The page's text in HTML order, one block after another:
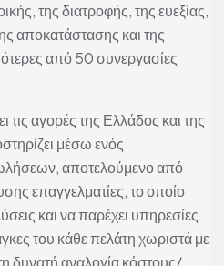
της διατροφής, της ευεξίας,
αποκατάστασης και της
από 50 συνεργασίες
αγορές της Ελλάδος και της
μέσω ενός
αποτελούμενο από
επαγγελματίες, το οποίο
και να παρέχει υπηρεσίες
του κάθε πελάτη χωριστά με
δυνατή αναλογία κόστους/